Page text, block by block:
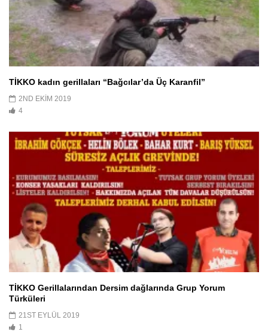
TİKKO kadın gerillaları “Bağcılar’da Üç Karanfil”
2ND EKIM 2019
4
TİKKO Gerillalarından Dersim dağlarında Grup Yorum
Türküleri
21ST EYLÜL 2019
1